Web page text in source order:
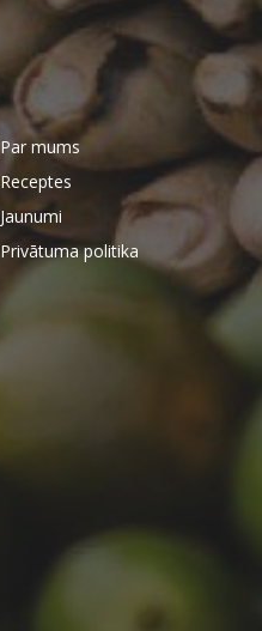
Par mums
Receptes
Jaunumi
Privātuma politika